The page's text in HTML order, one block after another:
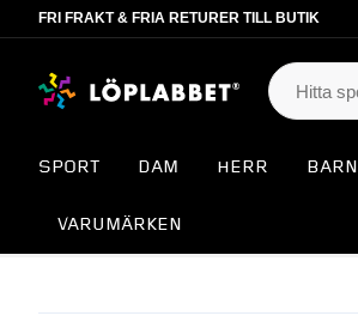
FRI FRAKT & FRIA RETURER TILL BUTIK
SPORT DAM HERR BARN
VARUMÄRKEN